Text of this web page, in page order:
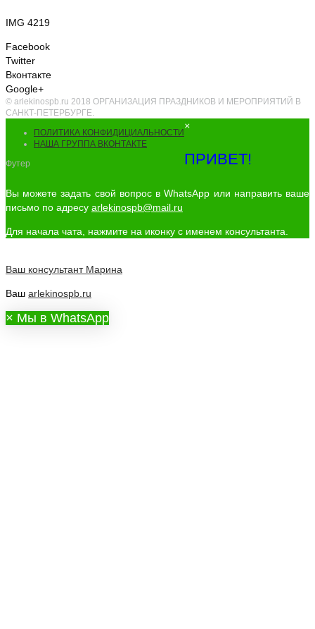
IMG 4219
Facebook
Twitter
Вконтакте
Google+
© arlekinospb.ru 2018 ОРГАНИЗАЦИЯ ПРАЗДНИКОВ И МЕРОПРИЯТИЙ В
САНКТ-ПЕТЕРБУРГЕ.
ПОЛИТИКА КОНФИДИЦИАЛЬНОСТИ
НАША ГРУППА ВКОНТАКТЕ
Футер
×
ПРИВЕТ!
Вы можете задать свой вопрос в WhatsApp или направить ваше
письмо по адресу arlekinospb@mail.ru
Для начала чата, нажмите на иконку с именем консультанта.
Ваш консультант Марина
Ваш arlekinospb.ru
× Мы в WhatsApp